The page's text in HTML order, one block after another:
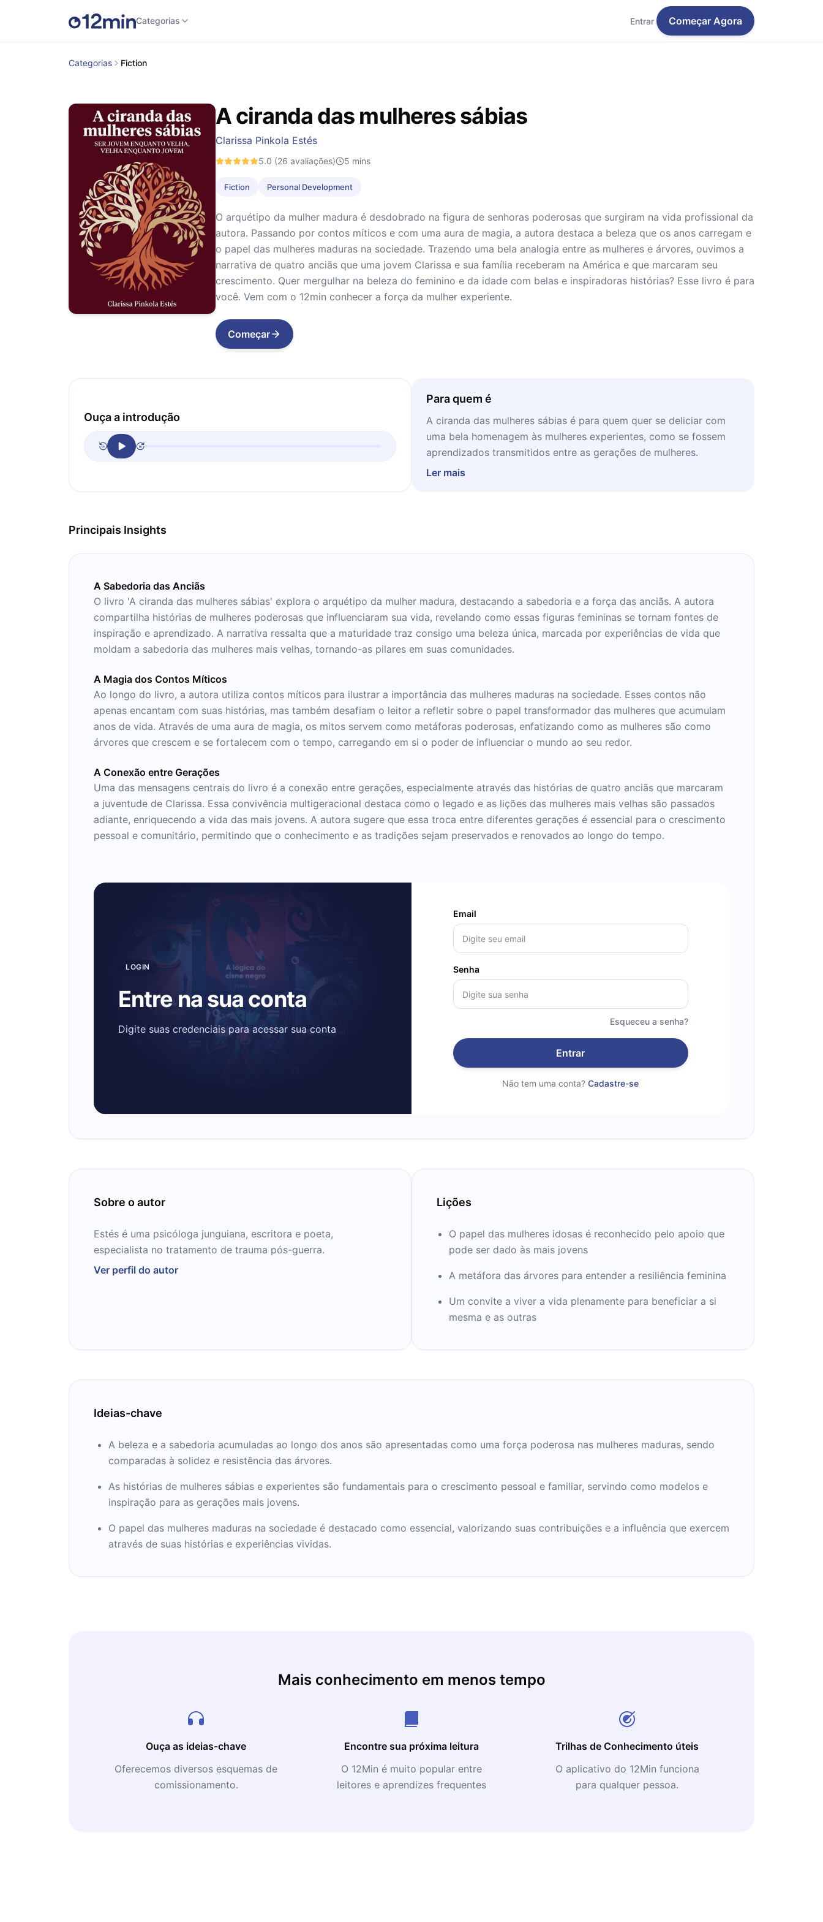
Categorias Entrar Começar Agora
Categorias Fiction
A ciranda das mulheres sábias
Clarissa Pinkola Estés
5.0 (26 avaliações) 5 mins
Fiction Personal Development
O arquétipo da mulher madura é desdobrado na figura de senhoras poderosas que surgiram na vida profissional da
autora. Passando por contos míticos e com uma aura de magia, a autora destaca a beleza que os anos carregam e
o papel das mulheres maduras na sociedade. Trazendo uma bela analogia entre as mulheres e árvores, ouvimos a
narrativa de quatro anciãs que uma jovem Clarissa e sua família receberam na América e que marcaram seu
crescimento. Quer mergulhar na beleza do feminino e da idade com belas e inspiradoras histórias? Esse livro é para
você. Vem com o 12min conhecer a força da mulher experiente.
Começar
Ouça a introdução
Para quem é
A ciranda das mulheres sábias é para quem quer se deliciar com
uma bela homenagem às mulheres experientes, como se fossem
aprendizados transmitidos entre as gerações de mulheres.
Ler mais
Principais Insights
A Sabedoria das Anciãs
O livro 'A ciranda das mulheres sábias' explora o arquétipo da mulher madura, destacando a sabedoria e a força das anciãs. A autora
compartilha histórias de mulheres poderosas que influenciaram sua vida, revelando como essas figuras femininas se tornam fontes de
inspiração e aprendizado. A narrativa ressalta que a maturidade traz consigo uma beleza única, marcada por experiências de vida que
moldam a sabedoria das mulheres mais velhas, tornando-as pilares em suas comunidades.
A Magia dos Contos Míticos
Ao longo do livro, a autora utiliza contos míticos para ilustrar a importância das mulheres maduras na sociedade. Esses contos não
apenas encantam com suas histórias, mas também desafiam o leitor a refletir sobre o papel transformador das mulheres que acumulam
anos de vida. Através de uma aura de magia, os mitos servem como metáforas poderosas, enfatizando como as mulheres são como
árvores que crescem e se fortalecem com o tempo, carregando em si o poder de influenciar o mundo ao seu redor.
A Conexão entre Gerações
Uma das mensagens centrais do livro é a conexão entre gerações, especialmente através das histórias de quatro anciãs que marcaram
a juventude de Clarissa. Essa convivência multigeracional destaca como o legado e as lições das mulheres mais velhas são passados
adiante, enriquecendo a vida das mais jovens. A autora sugere que essa troca entre diferentes gerações é essencial para o crescimento
pessoal e comunitário, permitindo que o conhecimento e as tradições sejam preservados e renovados ao longo do tempo.
LOGIN
Entre na sua conta
Digite suas credenciais para acessar sua conta
Email
Senha
Esqueceu a senha?
Entrar
Não tem uma conta? Cadastre-se
Sobre o autor
Estés é uma psicóloga junguiana, escritora e poeta,
especialista no tratamento de trauma pós-guerra.
Ver perfil do autor
Lições
O papel das mulheres idosas é reconhecido pelo apoio que
pode ser dado às mais jovens
A metáfora das árvores para entender a resiliência feminina
Um convite a viver a vida plenamente para beneficiar a si
mesma e as outras
Ideias-chave
A beleza e a sabedoria acumuladas ao longo dos anos são apresentadas como uma força poderosa nas mulheres maduras, sendo
comparadas à solidez e resistência das árvores.
As histórias de mulheres sábias e experientes são fundamentais para o crescimento pessoal e familiar, servindo como modelos e
inspiração para as gerações mais jovens.
O papel das mulheres maduras na sociedade é destacado como essencial, valorizando suas contribuições e a influência que exercem
através de suas histórias e experiências vividas.
Mais conhecimento em menos tempo
Ouça as ideias-chave
Oferecemos diversos esquemas de
comissionamento.
Encontre sua próxima leitura
O 12Min é muito popular entre
leitores e aprendizes frequentes
Trilhas de Conhecimento úteis
O aplicativo do 12Min funciona
para qualquer pessoa.